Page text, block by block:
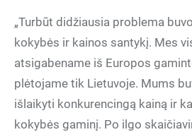
„Turbūt didžiausia problema
kokybės ir kainos santykį. Mes
atsigabename iš Europos
plėtojame tik Lietuvoje. Mums
išlaikyti konkurencingą kainą ir
kokybės gaminį. Po ilgo